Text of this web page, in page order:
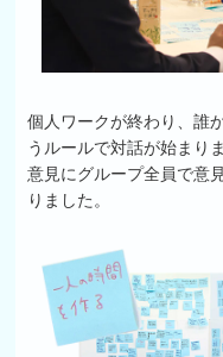
個人ワークが終わり、誰
うルールで対話が始まり
意見にグループ全員で意
りました。